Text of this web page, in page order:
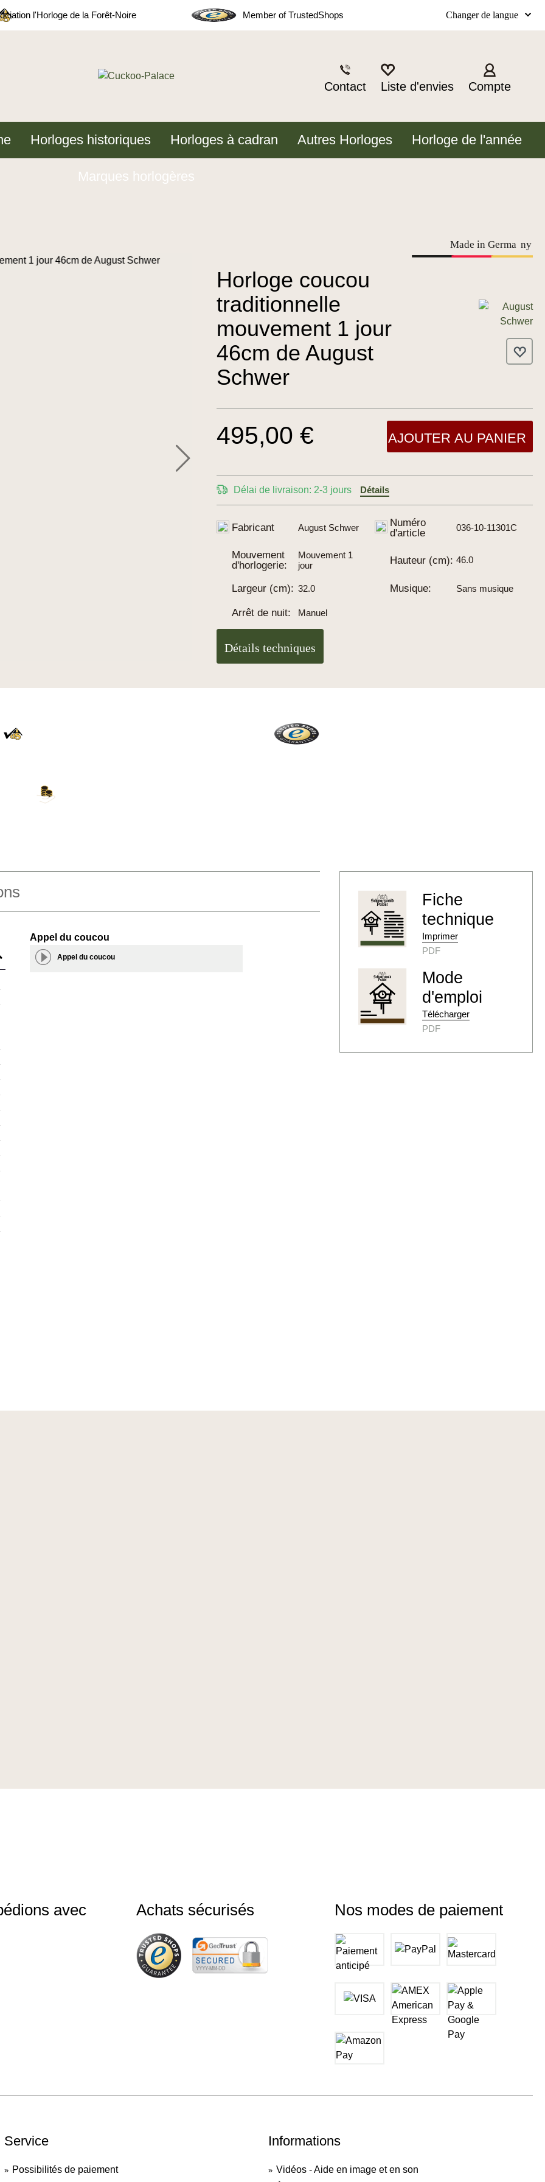
Changer de langue
l'Horloge de la Forêt-Noire Member of TrustedShops
Contact Liste d'envies Compte
Horloges historiques Horloges à cadran Autres Horloges Horloge de l'année
Marques horlogères
Made in Germa ny
Horloge coucou
traditionnelle
mouvement 1 jour
46cm de August
Schwer
495,00 € AJOUTER AU PANIER
Délai de livraison: 2-3 jours Détails
Fabricant August Schwer
Numéro
d'article
036-10-11301C
Mouvement
d'horlogerie:
Mouvement 1
jour
Hauteur (cm): 46.0
Largeur (cm): 32.0 Musique: Sans musique
Arrêt de nuit: Manuel
Détails techniques
Appel du coucou
Appel du coucou
Fiche
technique
Imprimer
PDF
Mode
d'emploi
Télécharger
PDF
Achats sécurisés
avec Nos modes de paiement
Service
Possibilités de paiement
Informations
Vidéos - Aide en image et en son